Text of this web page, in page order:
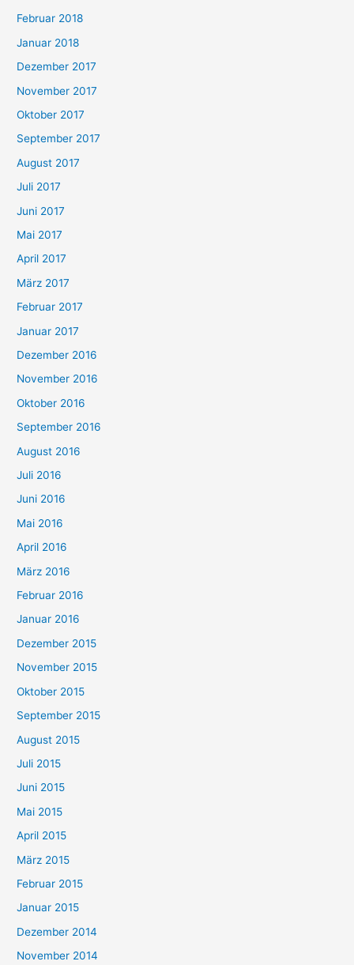
Februar 2018
Januar 2018
Dezember 2017
November 2017
Oktober 2017
September 2017
August 2017
Juli 2017
Juni 2017
Mai 2017
April 2017
März 2017
Februar 2017
Januar 2017
Dezember 2016
November 2016
Oktober 2016
September 2016
August 2016
Juli 2016
Juni 2016
Mai 2016
April 2016
März 2016
Februar 2016
Januar 2016
Dezember 2015
November 2015
Oktober 2015
September 2015
August 2015
Juli 2015
Juni 2015
Mai 2015
April 2015
März 2015
Februar 2015
Januar 2015
Dezember 2014
November 2014